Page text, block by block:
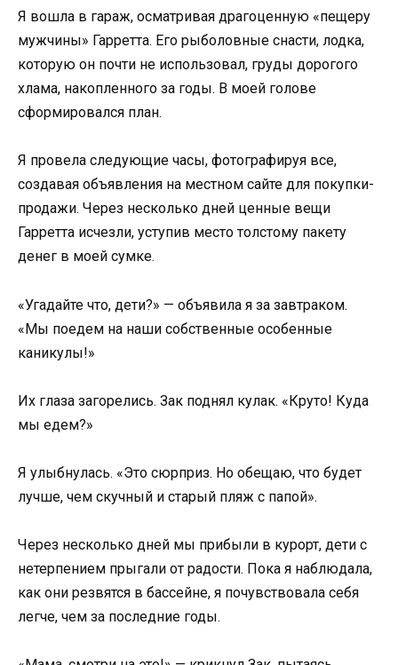
Я вошла в гараж, осматривая драгоценную «пещеру
мужчины» Гарретта. Его рыболовные снасти, лодка,
которую он почти не использовал, груды дорогого
хлама, накопленного за годы. В моей голове
сформировался план.
Я провела следующие часы, фотографируя все,
создавая объявления на местном сайте для покупки-
продажи. Через несколько дней ценные вещи
Гарретта исчезли, уступив место толстому пакету
денег в моей сумке.
«Угадайте что, дети?» — объявила я за завтраком.
«Мы поедем на наши собственные особенные
каникулы!»
Их глаза загорелись. Зак поднял кулак. «Круто! Куда
мы едем?»
Я улыбнулась. «Это сюрприз. Но обещаю, что будет
лучше, чем скучный и старый пляж с папой».
Через несколько дней мы прибыли в курорт, дети с
нетерпением прыгали от радости. Пока я наблюдала,
как они резвятся в бассейне, я почувствовала себя
легче, чем за последние годы.